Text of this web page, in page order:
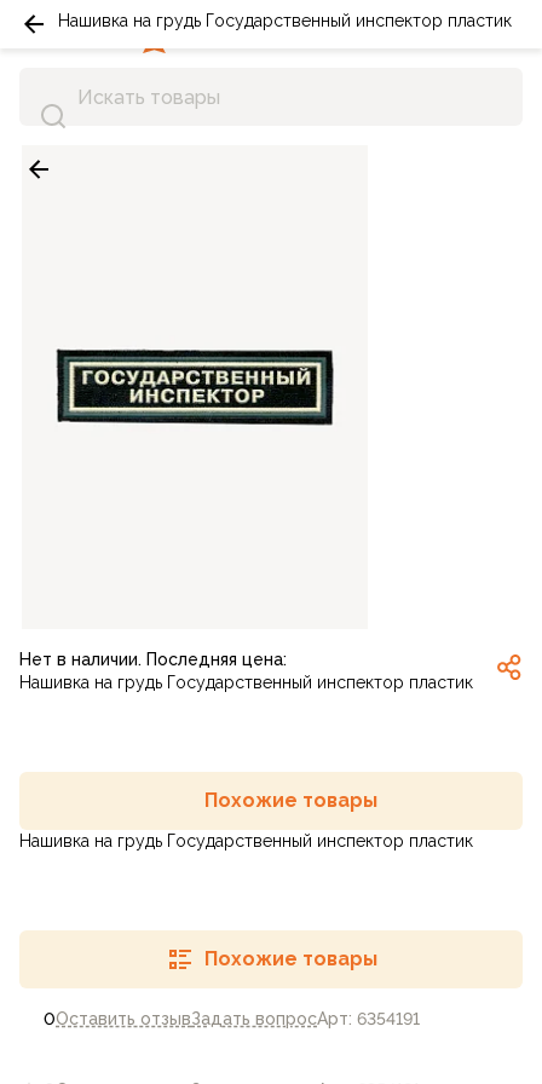
0 0
Нет в наличии. Последняя цена:
Нашивка на грудь Государственный инспектор пластик
0Оставить отзывЗадать вопросАрт: 6354191
Похожие товары
Нашивка на грудь Государственный инспектор пластик
Похожие товары
Нашивка на грудь Государственный инспектор пластик